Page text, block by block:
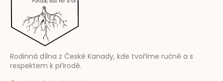
Rodinná dílna z České Kanady, kde tvoříme ručně a s
respektem k přírodě.